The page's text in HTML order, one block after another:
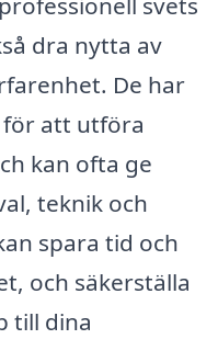
dra nytta av
De har
för att utföra
kan ofta ge
teknik och
spara tid och
och säkerställa
till dina